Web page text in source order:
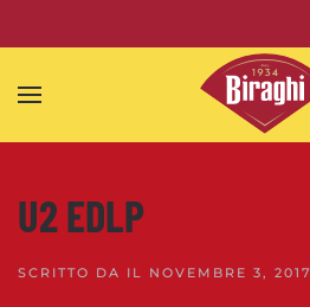
Skip to main content
U2 EDLP
SCRITTO DA IL NOVEMBRE 3, 2017